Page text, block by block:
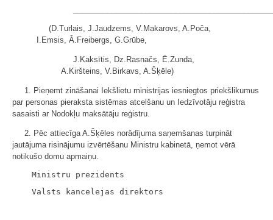
(D.Turlais, J.Jaudzems, V.Makarovs, A.Poča,
I.Emsis, Ā.Freibergs, G.Grūbe,
J.Kaksītis, Dz.Rasnačs, Ē.Zunda,
A.Kiršteins, V.Birkavs, A.Šķēle)
1. Pieņemt zināšanai Iekšlietu ministrijas iesniegtos priekšlikumus
par personas pieraksta sistēmas atcelšanu un Iedzīvotāju reģistra
sasaisti ar Nodokļu maksātāju reģistru.
2. Pēc attiecīga A.Šķēles norādījuma saņemšanas turpināt
jautājuma risinājumu izvērtēšanu Ministru kabinetā, ņemot vērā
notikušo domu apmaiņu.